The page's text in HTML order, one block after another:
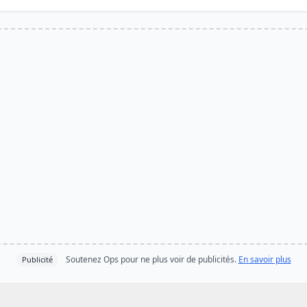
Publicité Soutenez Ops pour ne plus voir de publicités. En savoir plus